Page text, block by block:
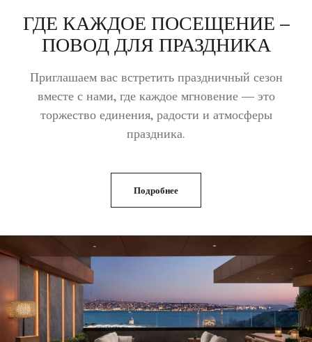
ГДЕ КАЖДОЕ ПОСЕЩЕНИЕ –
ПОВОД ДЛЯ ПРАЗДНИКА
Приглашаем вас встретить праздничный сезон
вместе с нами, где каждое мгновение — это
торжество единения, радости и атмосферы
праздника.
Подробнее